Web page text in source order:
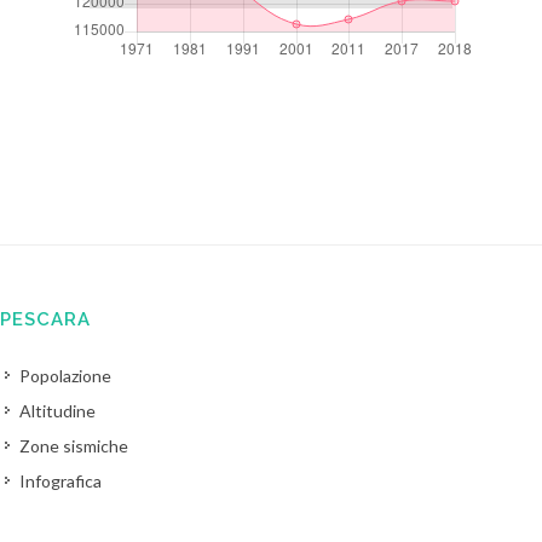
PESCARA
Popolazione
Altitudine
Zone sismiche
Infografica